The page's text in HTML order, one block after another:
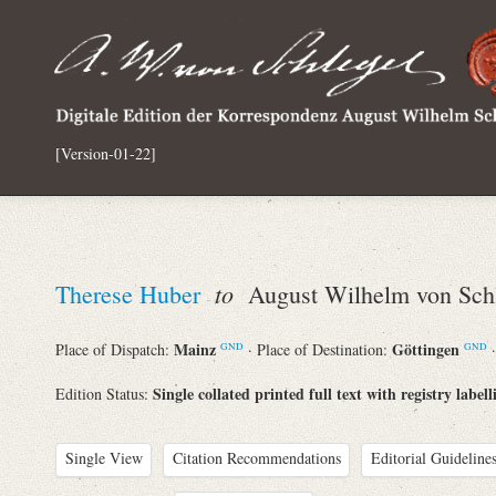
[Version-01-22]
Therese Huber to August Wilhelm von
Place of Dispatch: Mainz GND · Place of Destination: Göttingen GND
Edition Status: Single collated printed full text with registry
Single View Citation Recommendations Editorial